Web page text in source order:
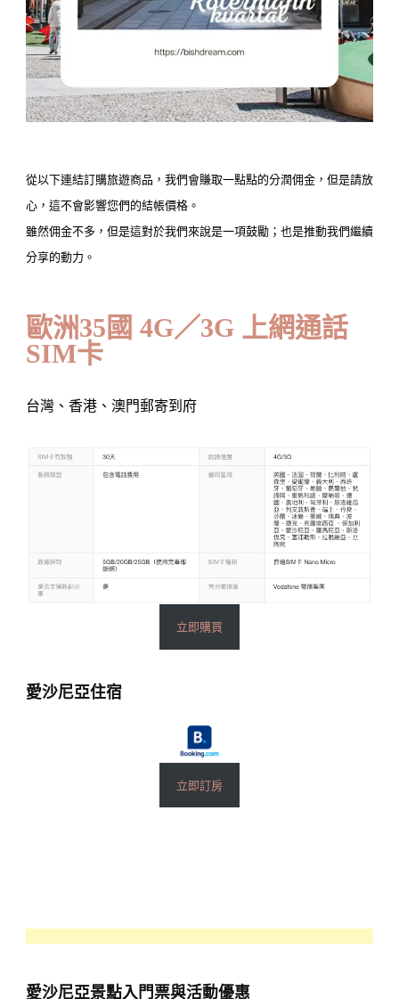
從以下連結訂購旅遊商品，我們會賺取一點點的分潤佣金，但是請放
心，這不會影響您們的結帳價格。
雖然佣金不多，但是這對於我們來說是一項鼓勵；也是推動我們繼續
分享的動力。
歐洲35國 4G／3G 上網通話
SIM卡
台灣、香港、澳門郵寄到府
立即購買
愛沙尼亞住宿
立即訂房
愛沙尼亞景點入門票與活動優惠